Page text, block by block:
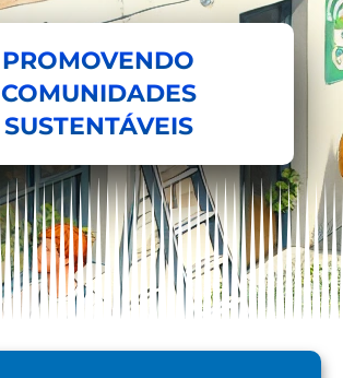
PROMOVENDO
COMUNIDADES
SUSTENTÁVEIS